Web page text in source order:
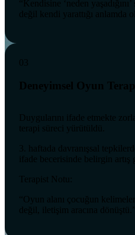
“Kendisine ‘neden
değil kendi yarattığı anlamda
03
Deneyimsel Oyun
Duygularını ifade etmekte
terapi süreci yürütüldü.
3. haftada davranışsal
ifade becerisinde belirgin artış
Terapist Notu:
“Oyun alanı çocuğun
değil, iletişim aracına dönüştü.”